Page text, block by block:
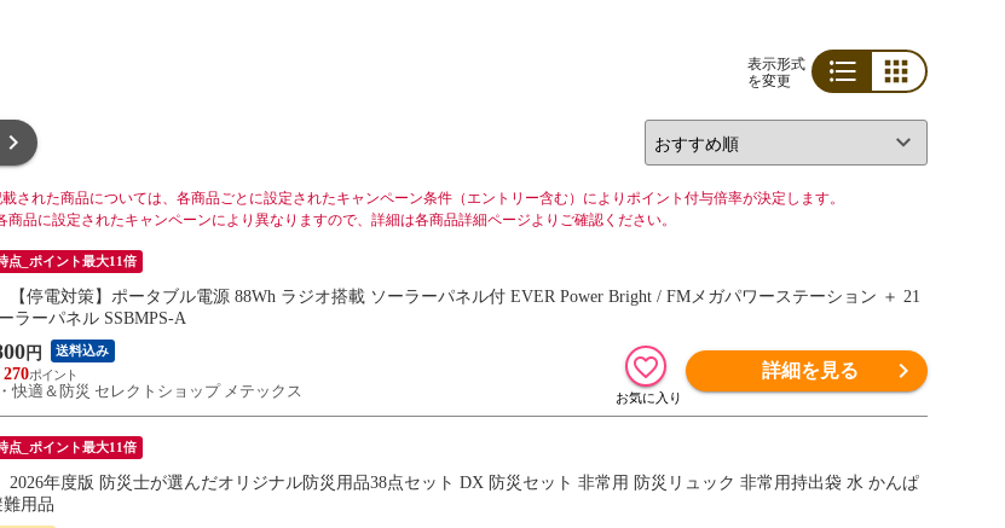
表示形式
を変更
載された商品については、各商品ごとに設定されたキャンペーン条件（エントリー含む）によりポイント付与倍率が決定します。
商品に設定されたキャンペーンにより異なりますので、詳細は各商品詳細ページよりご確認ください。
点_ポイント最大11倍
ラーパネル SSBMPS-A
円 送料込み
270
快適＆防災 セレクトショップ メテックス
詳細を見る
点_ポイント最大11倍
難用品